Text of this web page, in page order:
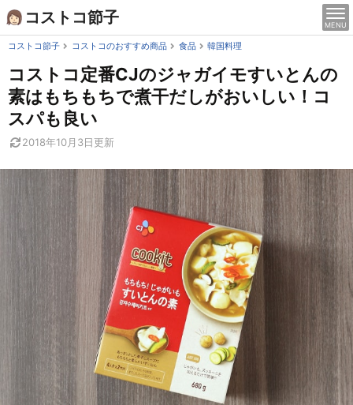
Skip
to
content
コストコ節子 MENU
コストコ節子 コストコのおすすめ商品 食品 韓国料理
コストコ定番CJのジャガイモすいとんの
素はもちもちで煮干だしがおいしい！コ
スパも良い
2018年10月3日更新